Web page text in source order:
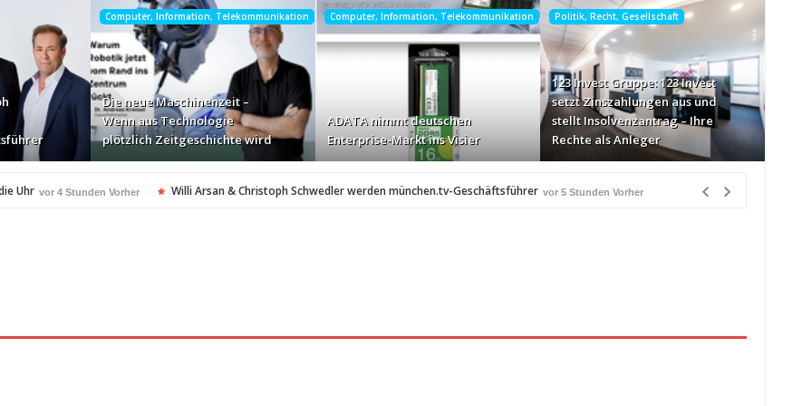
Computer, Information, Telekommunikation
Die neue Maschinenzeit –
Wenn aus Technologie
plötzlich Zeitgeschichte wird
Computer, Information, Telekommunikation
ADATA nimmt deutschen
Enterprise-Markt ins Visier
Politik, Recht, Gesellschaft
123 Invest Gruppe: 123 Invest
setzt Zinszahlungen aus und
stellt Insolvenzantrag – Ihre
Rechte als Anleger
Uhr vor 4 Stunden Vorher Willi Arsan & Christoph Schwedler werden münchen.tv-Geschäftsführer vor 5 Stunden Vorher
Batterie-Unabhängigkeit: Die Entstehung des Battery Valley in Québec
Virginia Beach
Angebot für Hotels